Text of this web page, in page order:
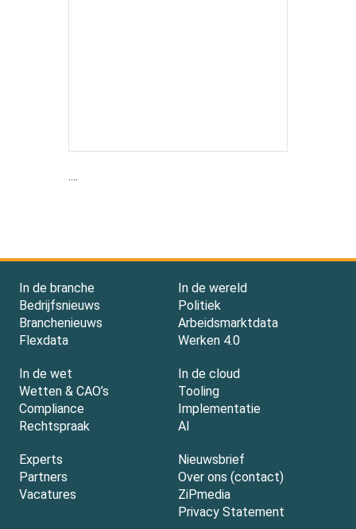
....
In de branche
Bedrijfsnieuws
Branchenieuws
Flexdata
In de wereld
Politiek
Arbeidsmarktdata
Werken 4.0
In de wet
Wetten & CAO’s
Compliance
Rechtspraak
In de cloud
Tooling
Implementatie
AI
Experts
Partners
Vacatures
Nieuwsbrief
Over ons (contact)
ZiPmedia
Privacy Statement